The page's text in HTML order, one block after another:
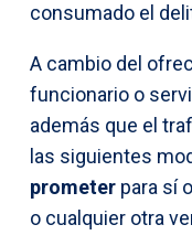
consumado el
A cambio del
funcionario o
además que el
las siguientes
prometer para sí
o cualquier otra